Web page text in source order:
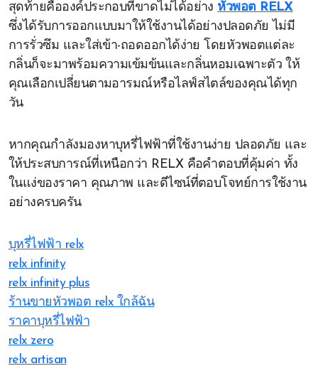
สุดท้ายคือองค์ประกอบที่ขาดไม่ได้อย่าง หัวพอต RELX
ซึ่งได้รับการออกแบบมาให้ใช้งานได้อย่างปลอดภัย ไม่มี
การรั่วซึม และใส่เข้า-ถอดออกได้ง่าย โดยหัวพอตแต่ละ
กลิ่นก็จะมาพร้อมความเข้มข้นและกลิ่นหอมเฉพาะตัว ให้
คุณเลือกเปลี่ยนตามอารมณ์หรือไลฟ์สไตล์ของคุณได้ทุก
วัน
หากคุณกำลังมองหาบุหรี่ไฟฟ้าที่ใช้งานง่าย ปลอดภัย และ
ให้ประสบการณ์ที่เหนือกว่า RELX คือคำตอบที่คุ้มค่า ทั้ง
ในแง่ของราคา คุณภาพ และดีไซน์ที่ตอบโจทย์การใช้งาน
อย่างครบครัน
บุหรี่ไฟฟ้า relx
relx infinity
relx infinity plus
ร้านขายหัวพอต relx ใกล้ฉัน
ราคาบุหรี่ไฟฟ้า
relx zero
relx artisan